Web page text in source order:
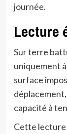
journée.
Lecture
Sur terre
uniquement
surface
capacité à
Cette lecture